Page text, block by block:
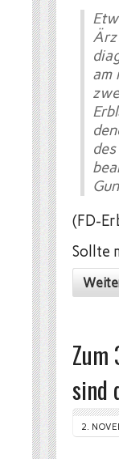
am
(FD-
Sollte
Zum
sind
2.